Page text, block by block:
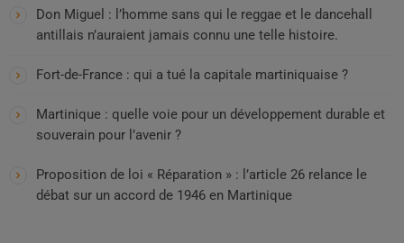
Don Miguel : l’homme sans qui le reggae et le dancehall
antillais n’auraient jamais connu une telle histoire.
Fort-de-France : qui a tué la capitale martiniquaise ?
Martinique : quelle voie pour un développement durable et
souverain pour l’avenir ?
Proposition de loi « Réparation » : l’article 26 relance le
débat sur un accord de 1946 en Martinique